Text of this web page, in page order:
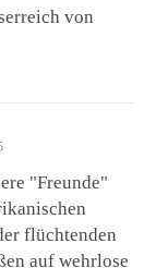
von
"Freunde"
flüchtenden
auf wehrlose